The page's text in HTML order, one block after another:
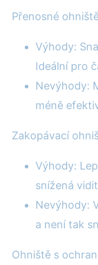
Přenosné
Výhody:
Ideální pro
Nevýhody:
méně
Zakopávací
Výhody:
snížená
Nevýhody:
a není tak
Ohniště s